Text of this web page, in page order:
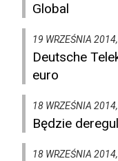
Global
19 WRZEŚNIA
Deutsche
euro
18 WRZEŚNIA
Będzie
18 WRZEŚNIA